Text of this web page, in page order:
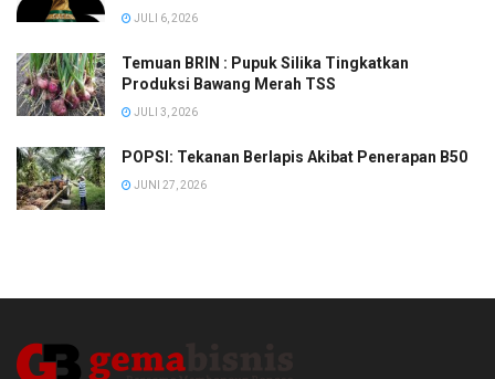
JULI 6, 2026
Temuan BRIN : Pupuk Silika Tingkatkan
Produksi Bawang Merah TSS
JULI 3, 2026
POPSI: Tekanan Berlapis Akibat Penerapan B50
JUNI 27, 2026